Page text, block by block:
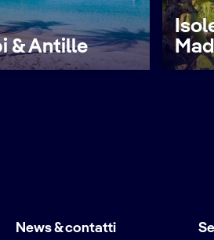
& Antille
News & contatti